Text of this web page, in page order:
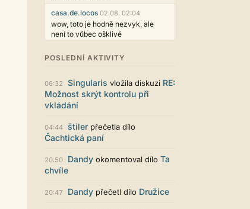
casa.de.locos 02.08. 02:04
wow, toto je hodně nezvyk, ale
není to vůbec ošklivé
Jarda468
Už i počet přečtení jde vidět,
myslím také už v pořádku,
perfektní práce :)
Singularis
Líbí se mi tmavá varianta nového
vzhledu. Na některých místech
jsou sice mezi prvky příliš velké
určitě to půjde upravit místním
stylem... Celkově je styl dobře
POSLEDNÍ AKTIVITY
06:32 Singularis vložila diskuzi RE:
Možnost skrýt kontrolu při
vkládání
04:44 štiler přečetla dílo
Čachtická paní
20:50 Dandy okomentoval dílo Ta
chvíle
20:47 Dandy přečetl dílo Družice